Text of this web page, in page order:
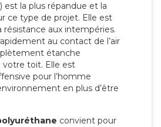
est la plus répandue et la
ce type de projet. Elle est
résistance aux intempéries.
au contact de l’air
étanche
votre toit. Elle est
pour l’homme
en plus d’être
convient pour